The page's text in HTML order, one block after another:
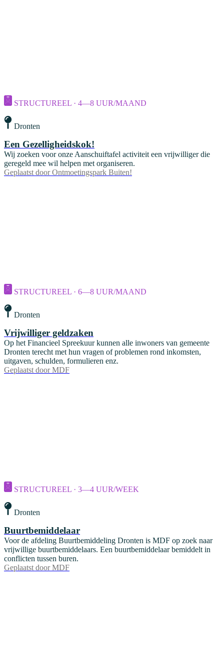
STRUCTUREEL · 4—8 UUR/MAAND
Dronten
Een Gezelligheidskok!
Wij zoeken voor onze Aanschuiftafel activiteit een vrijwilliger die
geregeld mee wil helpen met organiseren.
Geplaatst door Ontmoetingspark Buiten!
STRUCTUREEL · 6—8 UUR/MAAND
Dronten
Vrijwilliger geldzaken
Op het Financieel Spreekuur kunnen alle inwoners van gemeente
Dronten terecht met hun vragen of problemen rond inkomsten,
uitgaven, schulden, formulieren enz.
Geplaatst door MDF
STRUCTUREEL · 3—4 UUR/WEEK
Dronten
Buurtbemiddelaar
Voor de afdeling Buurtbemiddeling Dronten is MDF op zoek naar
vrijwillige buurtbemiddelaars. Een buurtbemiddelaar bemiddelt in
conflicten tussen buren.
Geplaatst door MDF